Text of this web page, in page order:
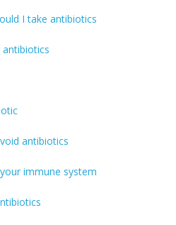
I take antibiotics
antibiotics
antibiotics
immune system